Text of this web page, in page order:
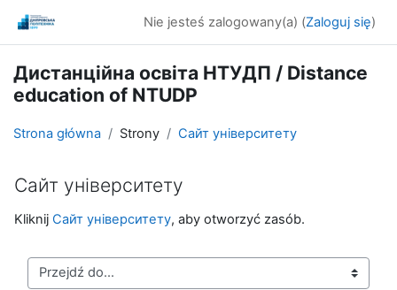
Nie jesteś zalogowany(a) (Zaloguj się)
Дистанційна освіта НТУДП / Distance
education of NTUDP
Strona główna Strony Сайт університету
Сайт університету
Wymagania zaliczenia
Kliknij Сайт університету, aby otworzyć zasób.
Przejdź do...